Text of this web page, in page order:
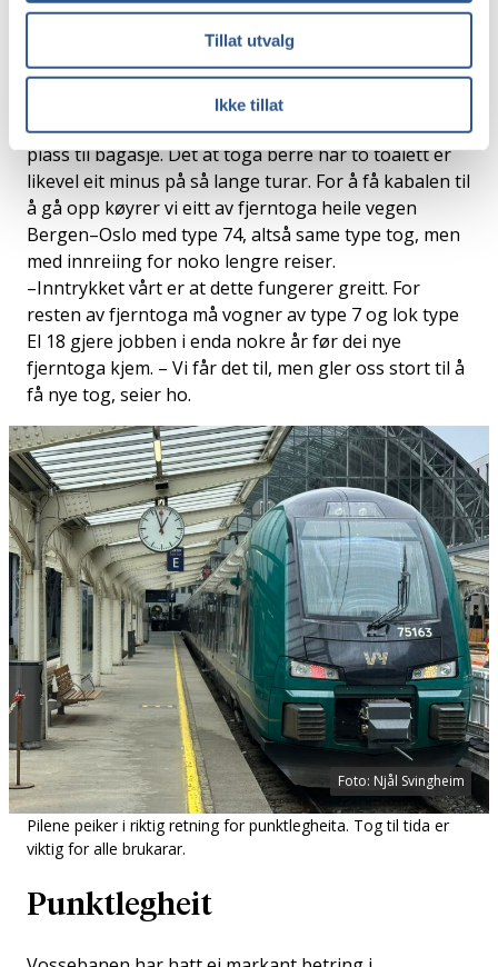
Tillat utvalg
Ikke tillat
standard som type 74, med to + to seter i breidda,
medan den største delen er innreidd med tanke
pendlartrafikken med to + tre seter. – Me er nøgde
med denne togtypen, seier Torgersen Hetlevik. Toga
har store vindauge, god romkjensle og godt med
plass til bagasje. Det at toga berre har to toalett er
likevel eit minus på så lange turar. For å få kabalen til
å gå opp køyrer vi eitt av fjerntoga heile vegen
Bergen–Oslo med type 74, altså same type tog, men
med innreiing for noko lengre reiser.
–Inntrykket vårt er at dette fungerer greitt. For
resten av fjerntoga må vogner av type 7 og lok type
El 18 gjere jobben i enda nokre år før dei nye
fjerntoga kjem. – Vi får det til, men gler oss stort til å
få nye tog, seier ho.
Foto: Njål Svingheim
Pilene peiker i riktig retning for punktlegheita. Tog til tida er
viktig for alle brukarar.
Punktlegheit